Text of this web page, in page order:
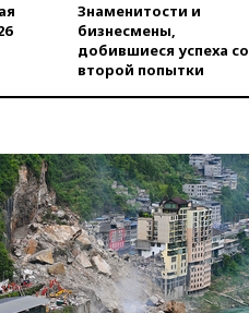
Знаменитости и
бизнесмены,
добившиеся успеха со
второй попытки